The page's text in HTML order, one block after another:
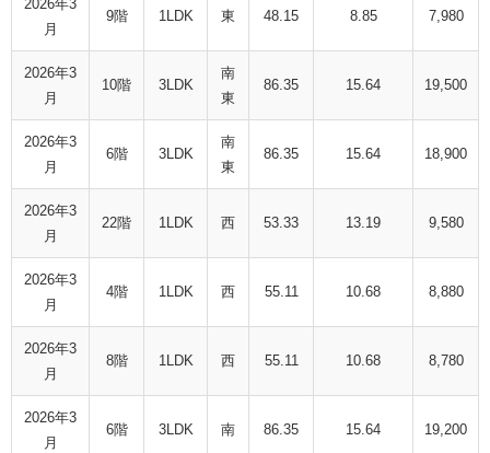
2026年3
月
9階 1LDK 東 48.15 8.85 7,980
2026年3
月
10階 3LDK
南
東
86.35 15.64 19,500
2026年3
月
6階 3LDK
南
東
86.35 15.64 18,900
2026年3
月
22階 1LDK 西 53.33 13.19 9,580
2026年3
月
4階 1LDK 西 55.11 10.68 8,880
2026年3
月
8階 1LDK 西 55.11 10.68 8,780
2026年3
月
6階 3LDK 南 86.35 15.64 19,200